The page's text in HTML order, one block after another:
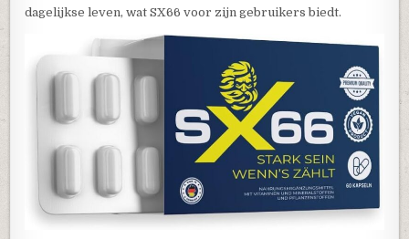
dagelijkse leven, wat SX66 voor zijn gebruikers biedt.